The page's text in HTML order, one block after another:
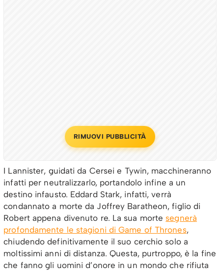
RIMUOVI PUBBLICITÀ
I Lannister, guidati da Cersei e Tywin, macchineranno
infatti per neutralizzarlo, portandolo infine a un
destino infausto. Eddard Stark, infatti, verrà
condannato a morte da Joffrey Baratheon, figlio di
Robert appena divenuto re. La sua morte segnerà
profondamente le stagioni di Game of Thrones,
chiudendo definitivamente il suo cerchio solo a
moltissimi anni di distanza. Questa, purtroppo, è la fine
che fanno gli uomini d’onore in un mondo che rifiuta